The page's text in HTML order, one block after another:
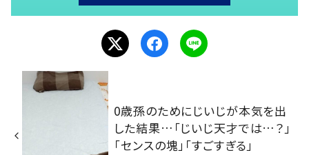
0歳孫のためにじいじが本気を出
した結果…「じいじ天才では…？」
「センスの塊」「すごすぎる」